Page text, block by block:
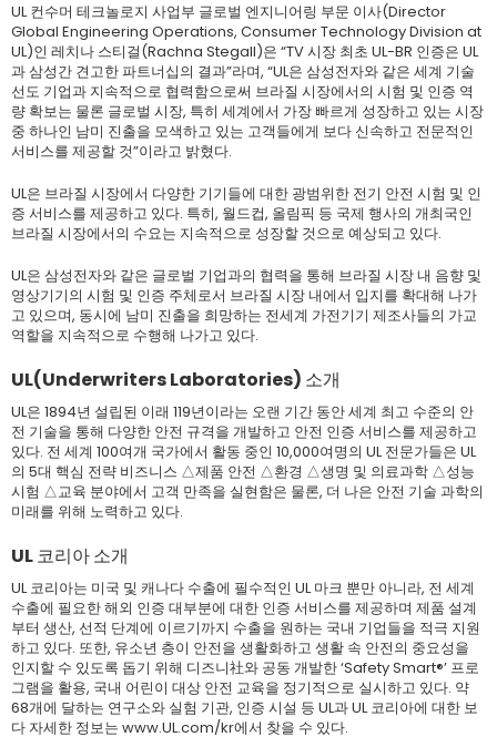
UL 컨수머 테크놀로지 사업부 글로벌 엔지니어링 부문 이사(Director
Global Engineering Operations, Consumer Technology Division at
UL)인 레치나 스티걸(Rachna Stegall)은 “TV 시장 최초 UL-BR 인증은 UL
과 삼성간 견고한 파트너십의 결과”라며, “UL은 삼성전자와 같은 세계 기술
선도 기업과 지속적으로 협력함으로써 브라질 시장에서의 시험 및 인증 역
량 확보는 물론 글로벌 시장, 특히 세계에서 가장 빠르게 성장하고 있는 시장
중 하나인 남미 진출을 모색하고 있는 고객들에게 보다 신속하고 전문적인
서비스를 제공할 것”이라고 밝혔다.
UL은 브라질 시장에서 다양한 기기들에 대한 광범위한 전기 안전 시험 및 인
증 서비스를 제공하고 있다. 특히, 월드컵, 올림픽 등 국제 행사의 개최국인
브라질 시장에서의 수요는 지속적으로 성장할 것으로 예상되고 있다.
UL은 삼성전자와 같은 글로벌 기업과의 협력을 통해 브라질 시장 내 음향 및
영상기기의 시험 및 인증 주체로서 브라질 시장 내에서 입지를 확대해 나가
고 있으며, 동시에 남미 진출을 희망하는 전세계 가전기기 제조사들의 가교
역할을 지속적으로 수행해 나가고 있다.
UL(Underwriters Laboratories) 소개
UL은 1894년 설립된 이래 119년이라는 오랜 기간 동안 세계 최고 수준의 안
전 기술을 통해 다양한 안전 규격을 개발하고 안전 인증 서비스를 제공하고
있다. 전 세계 100여개 국가에서 활동 중인 10,000여명의 UL 전문가들은 UL
의 5대 핵심 전략 비즈니스 △제품 안전 △환경 △생명 및 의료과학 △성능
시험 △교육 분야에서 고객 만족을 실현함은 물론, 더 나은 안전 기술 과학의
미래를 위해 노력하고 있다.
UL 코리아 소개
UL 코리아는 미국 및 캐나다 수출에 필수적인 UL 마크 뿐만 아니라, 전 세계
수출에 필요한 해외 인증 대부분에 대한 인증 서비스를 제공하며 제품 설계
부터 생산, 선적 단계에 이르기까지 수출을 원하는 국내 기업들을 적극 지원
하고 있다. 또한, 유소년 층이 안전을 생활화하고 생활 속 안전의 중요성을
인지할 수 있도록 돕기 위해 디즈니社와 공동 개발한 ‘Safety Smart®’ 프로
그램을 활용, 국내 어린이 대상 안전 교육을 정기적으로 실시하고 있다. 약
68개에 달하는 연구소와 실험 기관, 인증 시설 등 UL과 UL 코리아에 대한 보
다 자세한 정보는 www.UL.com/kr에서 찾을 수 있다.